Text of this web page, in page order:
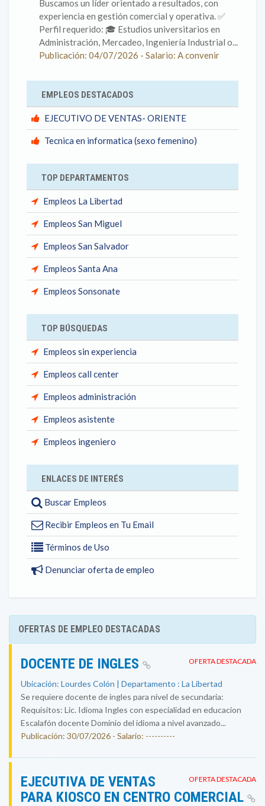
Buscamos un líder orientado a resultados, con
experiencia en gestión comercial y operativa. ✅
Perfil requerido: 🎓 Estudios universitarios en
Administración, Mercadeo, Ingeniería Industrial o...
Publicación: 04/07/2026 - Salario: A convenir
EMPLEOS DESTACADOS
EJECUTIVO DE VENTAS- ORIENTE
Tecnica en informatica (sexo femenino)
TOP DEPARTAMENTOS
Empleos La Libertad
Empleos San Miguel
Empleos San Salvador
Empleos Santa Ana
Empleos Sonsonate
TOP BÚSQUEDAS
Empleos sin experiencia
Empleos call center
Empleos administración
Empleos asistente
Empleos ingeniero
ENLACES DE INTERÉS
Buscar Empleos
Recibir Empleos en Tu Email
Términos de Uso
Denunciar oferta de empleo
OFERTAS DE EMPLEO DESTACADAS
OFERTA DESTACADA
DOCENTE DE INGLES
Ubicación: Lourdes Colón | Departamento : La Libertad
Se requiere docente de ingles para nivel de secundaria:
Requisitos: Lic. Idioma Ingles con especialidad en educacion
Escalafón docente Dominio del idioma a nivel avanzado...
Publicación: 30/07/2026 - Salario: ----------
OFERTA DESTACADA
EJECUTIVA DE VENTAS
PARA KIOSCO EN CENTRO COMERCIAL